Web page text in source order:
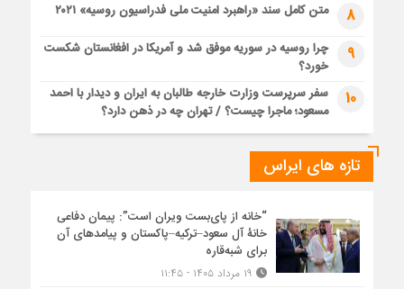
8 متن کامل سند «راهبرد امنیت ملی فدراسیون روسیه» ۲۰۲۱
9
چرا روسیه در سوریه موفق شد و آمریکا در افغانستان شکست
خورد؟
10
سفر سرپرست وزارت خارجه طالبان به ایران و دیدار با احمد
مسعود؛ ماجرا چیست؟ / تهران چه در ذهن دارد؟
تازه های ایراس
“خانه از پای‌بست ویران است”: پیمان دفاعی
خانۀ آل سعود–ترکیه–پاکستان و پیامدهای آن
برای شبه‌قاره